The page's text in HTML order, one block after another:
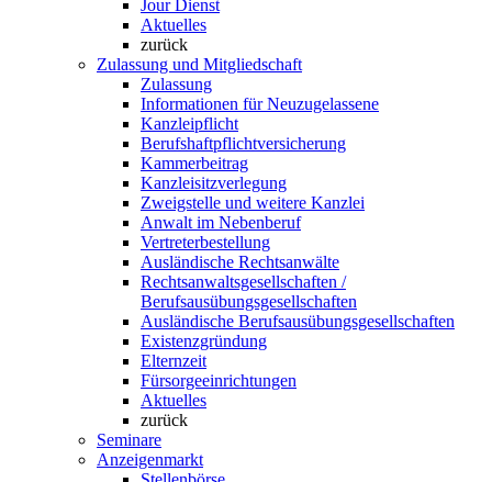
Jour Dienst
Aktuelles
zurück
Zulassung und Mitgliedschaft
Zulassung
Informationen für Neuzugelassene
Kanzleipflicht
Berufshaftpflichtversicherung
Kammerbeitrag
Kanzleisitzverlegung
Zweigstelle und weitere Kanzlei
Anwalt im Nebenberuf
Vertreterbestellung
Ausländische Rechtsanwälte
Rechtsanwaltsgesellschaften /
Berufsausübungsgesellschaften
Ausländische Berufsausübungsgesellschaften
Existenzgründung
Elternzeit
Fürsorgeeinrichtungen
Aktuelles
zurück
Seminare
Anzeigenmarkt